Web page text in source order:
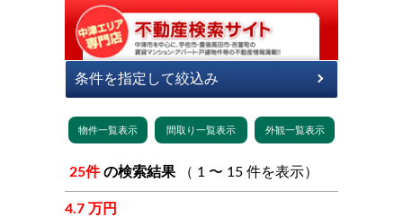
25件 の検索結果 （ 1 〜 15 件を表示）
4.7 万円